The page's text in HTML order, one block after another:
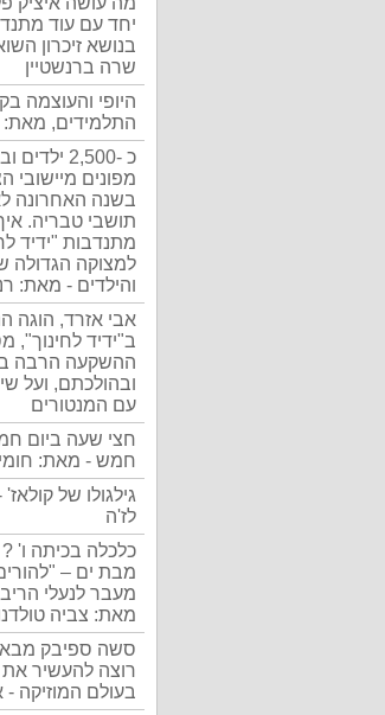
יחד עם עוד
בנושא זיכרון
שרה ברנשטיין
היופי והעוצמה
התלמידים, מאת:
כ -2,500
מפונים מיישובי
בשנה האחרונה
תושבי טבריה.
מתנדבות "ידיד
למצוקה הגדולה
והילדים - מאת:
אבי אזרד, הוגה
ב"ידיד לחינוך",
ההשקעה הרבה
ובהולכתם, ועל
עם המנטורים
חצי שעה ביום
חמש - מאת:
גילגולו של
לז'ה
כלכלה בכיתה ו' ?
מבת ים –
מעבר לנעלי
מאת: צביה
סשה ספיבק
רוצה להעשיר את
בעולם המוזיקה -